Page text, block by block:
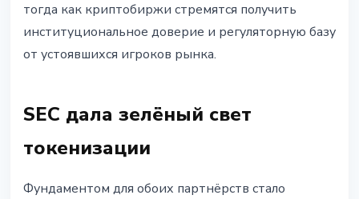
тогда как криптобиржи стремятся получить
институциональное доверие и регуляторную базу
от устоявшихся игроков рынка.
SEC дала зелёный свет
токенизации
Фундаментом для обоих партнёрств стало